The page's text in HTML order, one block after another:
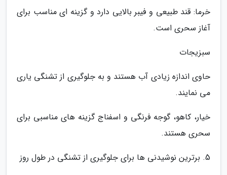
خرما: قند طبیعی و فیبر بالایی دارد و گزینه ای مناسب برای
آغاز سحری است.
سبزیجات
حاوی اندازه زیادی آب هستند و به جلوگیری از تشنگی یاری
می نمایند.
خیار، کاهو، گوجه فرنگی و اسفناج گزینه های مناسبی برای
سحری هستند.
5. برترین نوشیدنی ها برای جلوگیری از تشنگی در طول روز